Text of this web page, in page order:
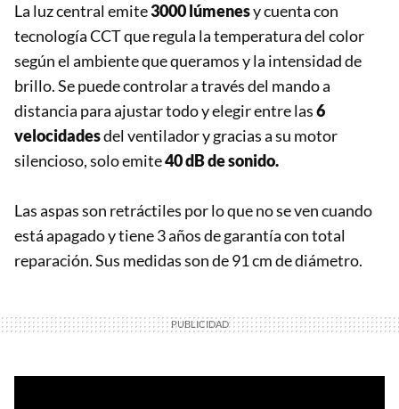
La luz central emite3000 lúmenesy cuenta con
tecnología CCT que regula la temperatura del color
según el ambiente que queramos y la intensidad de
brillo. Se puede controlar a través del mando a
distancia para ajustar todo y elegir entre las6
velocidadesdel ventilador y gracias a su motor
silencioso, solo emite40 dB de sonido.
Las aspas son retráctiles por lo que no se ven cuando
está apagado y tiene 3 años de garantía con total
reparación. Sus medidas son de 91 cm de diámetro.